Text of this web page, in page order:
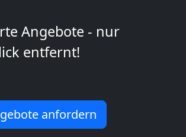
Angebote - nur
entfernt!
anfordern